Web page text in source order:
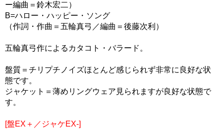
ー編曲＝鈴木宏二）
B=ハロー・ハッピー・ソング
（作詞・作曲＝五輪真弓／編曲＝後藤次利）
五輪真弓作によるカタコト・バラード。
盤質＝チリプチノイズほとんど感じられず非常に良好な状
態です。
ジャケット＝薄めリングウェア見られますが良好な状態で
す。
[盤EX＋／ジャケEX-]